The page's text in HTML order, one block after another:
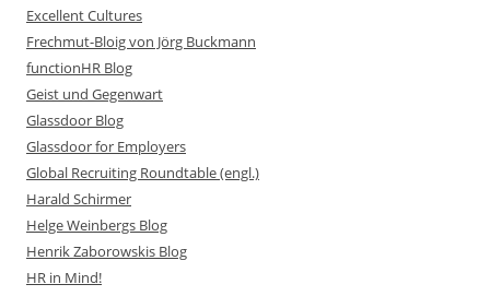
Excellent Cultures
Frechmut-Bloig von Jörg Buckmann
functionHR Blog
Geist und Gegenwart
Glassdoor Blog
Glassdoor for Employers
Global Recruiting Roundtable (engl.)
Harald Schirmer
Helge Weinbergs Blog
Henrik Zaborowskis Blog
HR in Mind!